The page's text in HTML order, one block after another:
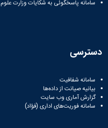
سامانه پاسخگوئی به شکایات وزارت
دسترسی
سامانه شفافیت
بیانیه صیانت از داده‌ها
گزارش آماری وب‌ سایت
سامانه فوریت‌های اداری (فؤاد)